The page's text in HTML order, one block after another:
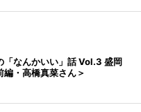
「なんかいい」話 Vol.3 盛岡
編・高橋真菜さん＞